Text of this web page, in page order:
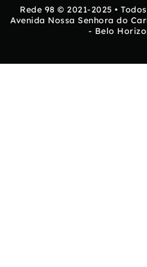
Rede 98 © 2021-2025 •
Avenida Nossa Senhora do
- Belo